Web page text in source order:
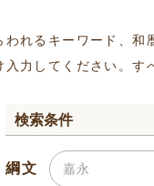
れるキーワード、
入力してください。
検索条件
綱文